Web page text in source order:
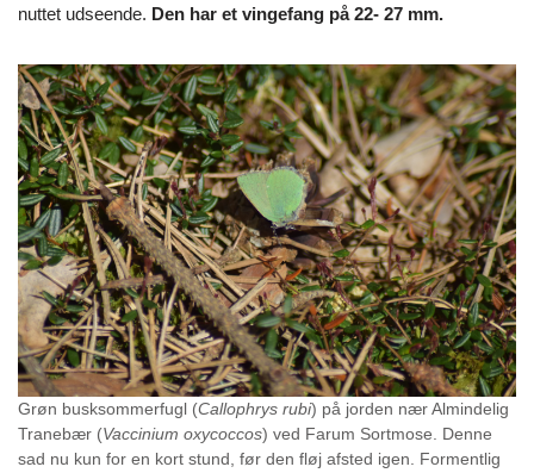
nuttet udseende. Den har et vingefang på 22- 27 mm.
Grøn busksommerfugl (Callophrys rubi) på jorden nær Almindelig
Tranebær (Vaccinium oxycoccos) ved Farum Sortmose. Denne
sad nu kun for en kort stund, før den fløj afsted igen. Formentlig